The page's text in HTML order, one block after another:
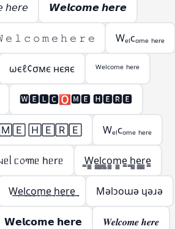
𝘩𝘦𝘳𝘦 𝙒𝙚𝙡𝙘𝙤𝙢𝙚 𝙝𝙚𝙧𝙚
𝚎 𝚕 𝚌 𝚘 𝚖 𝚎 𝚑 𝚎 𝚛 𝚎 Wₑₗcₒₘₑ ₕₑᵣₑ
ωєℓ¢σмє нєяє ᵂᵉˡᶜᵒᵐᵉ ʰᵉʳᵉ
🆆🅴🅻🅲🅾🅼🅴 🅷🅴🆁🅴
🄷🄴🅁🄴 Wₑₗcₒₘₑ ₕₑᵣₑ
ᥴ᥆꧑ᥱ hᥱrᥱ ̳W̳̳e̳̳l̳̳c̳̳o̳̳m̳̳e̳ ̳h̳̳e̳̳r̳̳e̳
W͢e͢l͢c͢o͢m͢e͢ h͢e͢r͢e͢ Mǝlɔoɯǝ ɥǝɹǝ
𝗪𝗲𝗹𝗰𝗼𝗺𝗲 𝗵𝗲𝗿𝗲 𝑾𝒆𝒍𝒄𝒐𝒎𝒆 𝒉𝒆𝒓𝒆